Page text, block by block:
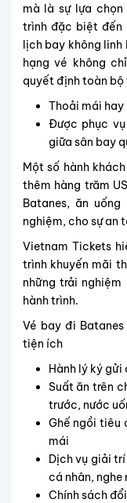
mà là sự lựa
trình đặc biệt đến
lịch bay không
hạng vé không
quyết định toàn
Thoải mái
Được phục
giữa sân bay
Một số hành
thêm hàng trăm
Batanes, ăn
nghiệm, cho sự an
Vietnam Tickets
trình khuyến mãi
những trải
hành trình.
Vé bay đi
tiện ích
Hành lý ký gửi
Suất ăn trên
trước, nước
Ghế ngồi tiêu
mái
Dịch vụ giải
cá nhân, nghe
Chính sách